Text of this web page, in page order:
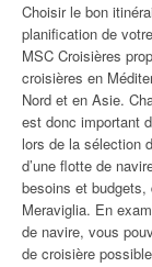
Choisir le bon
planification de
MSC Croisières
croisières en
Nord et en Asie.
est donc important
lors de la sélection
d’une flotte de
besoins et budgets,
Meraviglia. En
de navire, vous
de croisière